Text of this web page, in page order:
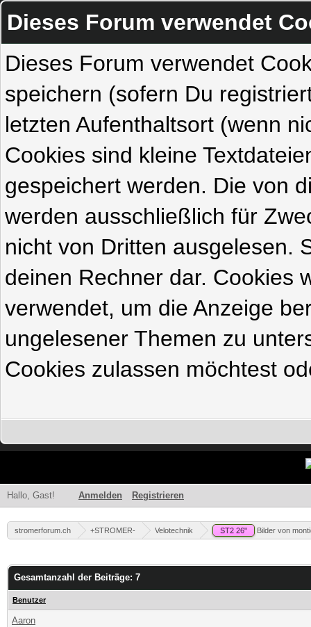
Dieses Forum verwendet
Dieses Forum verwendet
speichern (sofern Du
letzten Aufenthaltsort (wenn
Cookies sind kleine
gespeichert werden. Die von
werden ausschließlich für
nicht von Dritten ausgelesen.
deinen Rechner dar. Cookies
verwendet, um die Anzeige
ungelesener Themen zu
Cookies zulassen möchtest
Hallo, Gast! Anmelden Registrieren
stromerforum.ch +STROMER- Velotechnik ST2 26" Bilder von
Gesamtanzahl der Beiträge: 7
Benutzer
Aaron